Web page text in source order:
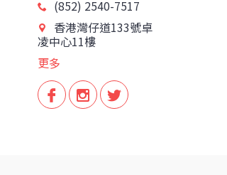
(852) 2540-7517
香港灣仔道133號卓
凌中心11樓
更多